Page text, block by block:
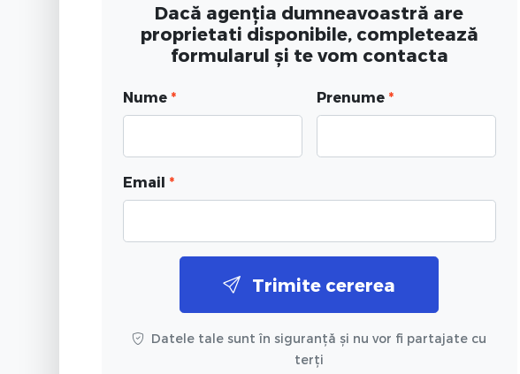
Dacă agenția dumneavoastră are
proprietati disponibile, completează
formularul și te vom contacta
Nume * Prenume *
Email *
Trimite cererea
Datele tale sunt în siguranță și nu vor fi partajate cu
terți